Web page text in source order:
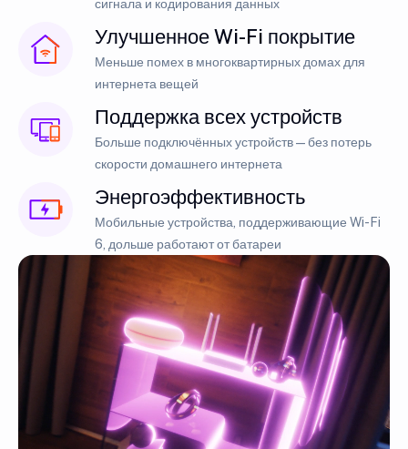
сигнала и кодирования данных
Улучшенное Wi-Fi покрытие
Меньше помех в многоквартирных домах для
интернета вещей
Поддержка всех устройств
Больше подключённых устройств — без потерь
скорости домашнего интернета
Энергоэффективность
Мобильные устройства, поддерживающие Wi-Fi
6, дольше работают от батареи